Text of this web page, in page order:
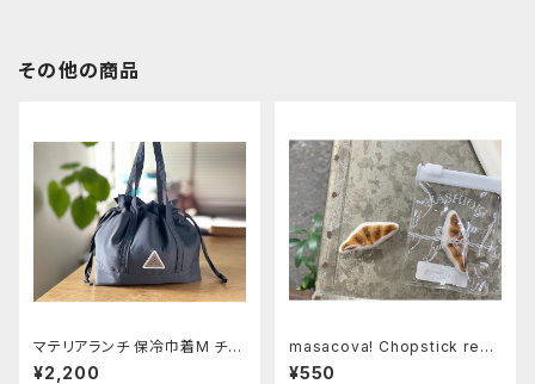
その他の商品
マテリアランチ 保冷巾着M チャ
コール
¥2,200
masacova! Chopstick rest
クロワッサン
¥550